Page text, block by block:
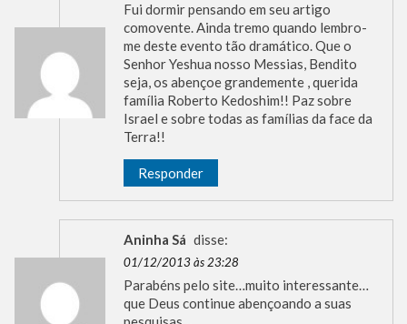
Fui dormir pensando em seu artigo
comovente. Ainda tremo quando lembro-
me deste evento tão dramático. Que o
Senhor Yeshua nosso Messias, Bendito
seja, os abençoe grandemente , querida
família Roberto Kedoshim!! Paz sobre
Israel e sobre todas as famílias da face da
Terra!!
Responder
Aninha Sá disse:
01/12/2013 às 23:28
Parabéns pelo site…muito interessante…
que Deus continue abençoando a suas